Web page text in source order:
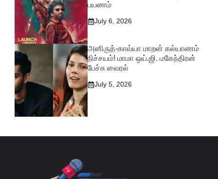
பயணம்
July 6, 2026
அனிருத்-காவ்யா மாறன் கல்யாணம்
நிச்சயம்! மாமா ஒய்.ஜி. மகேந்திரன்
பேச்சு வைரல்
July 5, 2026